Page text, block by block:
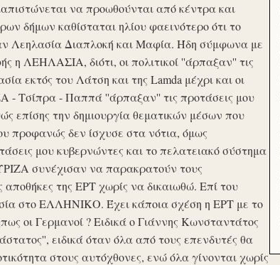
να προωθούνται από κέντρα και
δήμων καθίσταται ηλίου φαεινότερο ότι το
Λεηλασία Διαπλοκή και Μαφία. Ήδη σύμφωνα με
η ΛΕΗΛΑΣΙΑ, διότι, οι πολιτικοί ''άρπαξαν'' τις
εκτός του Λάτση και της Lamda μέχρι και οι
- Τσίπρα - Παππά ''άρπαξαν'' τις προτάσεις μου
επίσης την δημιουργία θεματικών μέσων που
προφανώς δεν ίσχυσε στα νότια, όμως
μου κυβερνώντες και το πελατειακό σύστημα
συνέχισαν να παρακρατούν τους
της ΕΡΤ χωρίς να δικαιωθώ. Επί του
στο ΕΛΛΗΝΙΚΟ. Έχει κάποια σχέση η ΕΡΤ με το
οι Γερμανοί ? Ειδικά ο Γιάννης Κωνσταντάτος
ειδικά όταν όλα από τους επενδυτές θα
στους αυτόχθονες, ενώ όλα γίνονται χωρίς